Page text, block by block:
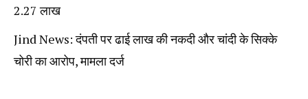
2.27 लाख
Jind News: दंपती पर ढाई लाख की नकदी और चांदी के सिक्के
चोरी का आरोप, मामला दर्ज